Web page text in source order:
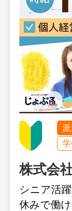
株式会
シニア活
休みで働